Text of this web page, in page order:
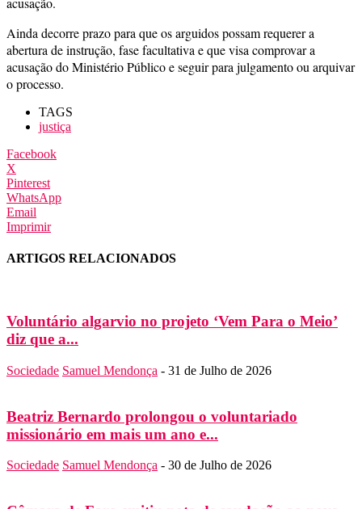
Ainda decorre prazo para que os arguidos possam requerer a
abertura de instrução, fase facultativa e que visa comprovar a
acusação do Ministério Público e seguir para julgamento ou arquivar
o processo.
TAGS
justiça
Facebook
X
Pinterest
WhatsApp
Email
Imprimir
ARTIGOS RELACIONADOS
Voluntário algarvio no projeto ‘Vem Para o Meio’
diz que a...
Sociedade Samuel Mendonça - 31 de Julho de 2026
Beatriz Bernardo prolongou o voluntariado
missionário em mais um ano e...
Sociedade Samuel Mendonça - 30 de Julho de 2026